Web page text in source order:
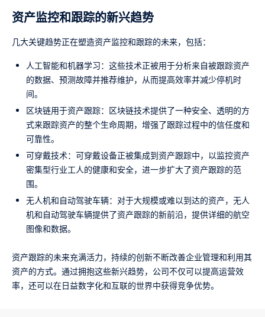
资产监控和跟踪的新兴趋势
几大关键趋势正在塑造资产监控和跟踪的未来，包括：
人工智能和机器学习：这些技术正被用于分析来自被跟踪资产
的数据、预测故障并推荐维护，从而提高效率并减少停机时
间。
区块链用于资产跟踪：区块链技术提供了一种安全、透明的方
式来跟踪资产的整个生命周期，增强了跟踪过程中的信任度和
可靠性。
可穿戴技术：可穿戴设备正被集成到资产跟踪中，以监控资产
密集型行业工人的健康和安全，进一步扩大了资产跟踪的范
围。
无人机和自动驾驶车辆：对于大规模或难以到达的资产，无人
机和自动驾驶车辆提供了资产跟踪的新前沿，提供详细的航空
图像和数据。
资产跟踪的未来充满活力，持续的创新不断改善企业管理和利用其
资产的方式。通过拥抱这些新兴趋势，公司不仅可以提高运营效
率，还可以在日益数字化和互联的世界中获得竞争优势。